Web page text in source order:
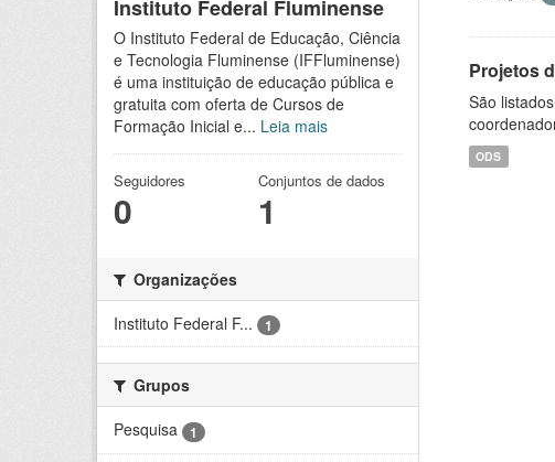
Instituto Federal Fluminense
O Instituto Federal de Educação, Ciência
e Tecnologia Fluminense (IFFluminense)
é uma instituição de educação pública e
gratuita com oferta de Cursos de
Formação Inicial e... Leia mais
Seguidores
0
Conjuntos de dados
1
Organizações
Instituto Federal F...
1
Grupos
Pesquisa
1
Projetos
São
ODS